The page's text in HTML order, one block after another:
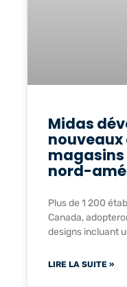
Midas
magasins
nord-
Plus de 1 200
Canada,
designs incluant
LIRE LA SUITE »